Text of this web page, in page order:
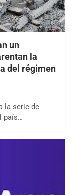
un
la
del régimen
la serie de
país…